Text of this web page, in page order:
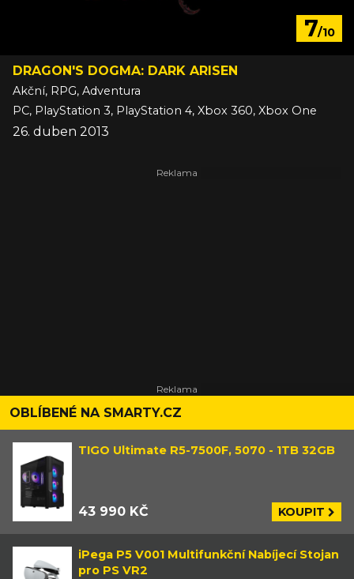
7/10
DRAGON'S DOGMA: DARK ARISEN
Akční, RPG, Adventura
PC, PlayStation 3, PlayStation 4, Xbox 360, Xbox One
26. duben 2013
OBLÍBENÉ NA SMARTY.CZ
TIGO Ultimate R5-7500F, 5070 - 1TB 32GB
43 990 KČ KOUPIT
iPega P5 V001 Multifunkční Nabíjecí Stojan
pro PS VR2